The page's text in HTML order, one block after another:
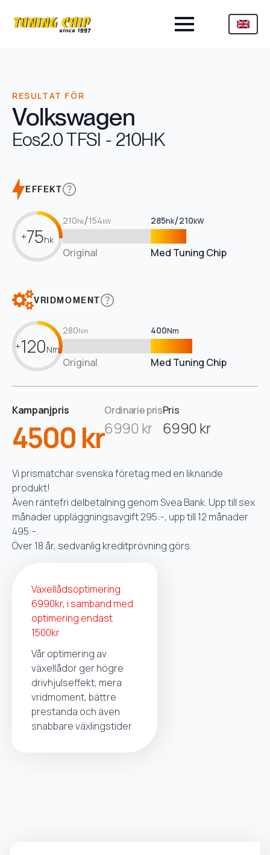
RESULTAT FÖR
Volkswagen
Eos2.0 TFSI - 210HK
EFFEKT
+75hk
210hk/154kW 285hk/210kW
Original Med Tuning Chip
VRIDMOMENT
+120Nm
280Nm 400Nm
Original Med Tuning Chip
Kampanjpris
4500 kr
Ordinarie pris
6990 kr
Pris
6990 kr
Vi prismatchar svenska företag med en liknande
produkt!
Även räntefri delbetalning genom Svea Bank. Upp till sex
månader uppläggningsavgift 295:-, upp till 12 månader
495:-.
Över 18 år, sedvanlig kreditprövning görs.
Växellådsoptimering
6990kr, i samband med
optimering endast
1500kr
Vår optimering av
växellådor ger högre
drivhjulseffekt, mera
vridmoment, bättre
prestanda och även
snabbare växlingstider